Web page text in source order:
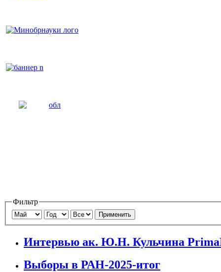
Фильтр
Применить
Интервью ак. Ю.Н. Кульчина
Выборы в РАН-2025-итог